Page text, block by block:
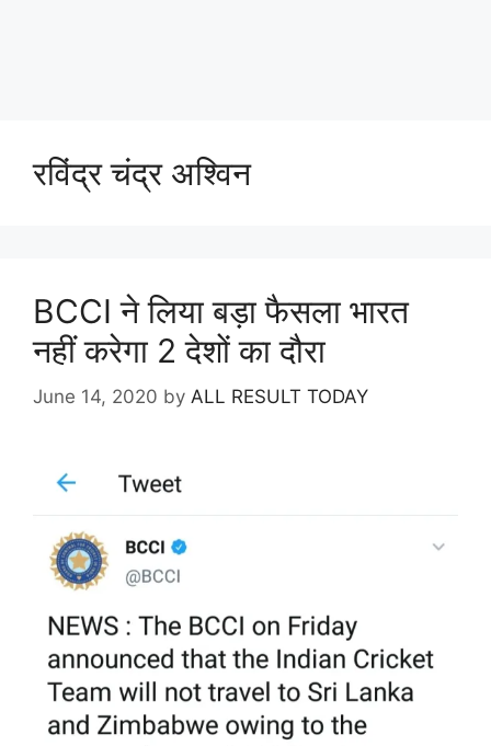
रविंद्र चंद्र अश्विन
BCCI ने लिया बड़ा फैसला भारत
नहीं करेगा 2 देशों का दौरा
June 14, 2020 by ALL RESULT TODAY